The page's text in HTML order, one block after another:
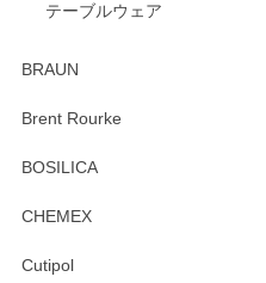
テーブルウェア
BRAUN
Brent Rourke
BOSILICA
CHEMEX
Cutipol